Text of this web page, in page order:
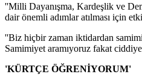
''Milli Dayanışma, Kardeşlik ve
dair önemli adımlar atılması için
''Biz hiçbir zaman iktidardan
Samimiyet aramıyoruz fakat
'KÜRTÇE ÖĞRENİYORUM'